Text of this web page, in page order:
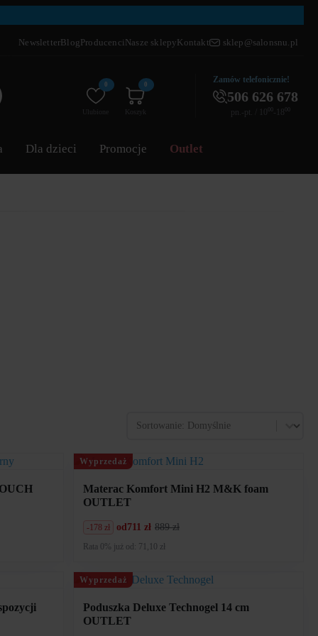
NewsletterBlogProducenciNasze sklepyKontakt sklep@salonsnu.pl
0
Ulubione
0
Koszyk
Zamów telefonicznie!
506 626 678
pn.-pt. / 10⁰⁰-18⁰⁰
Dla dzieci Promocje Outlet
Sort
Sort content
Wyprzedaż
Materac Komfort Mini H2 M&K foam
OUTLET
od 889 zł
Pierwotna
cena
zł.
711 zł
Aktualna
cena
zł.
-178 zł
Rata 0% już od: 71,10 zł
Wyprzedaż
Poduszka Deluxe Technogel 14 cm
OUTLET